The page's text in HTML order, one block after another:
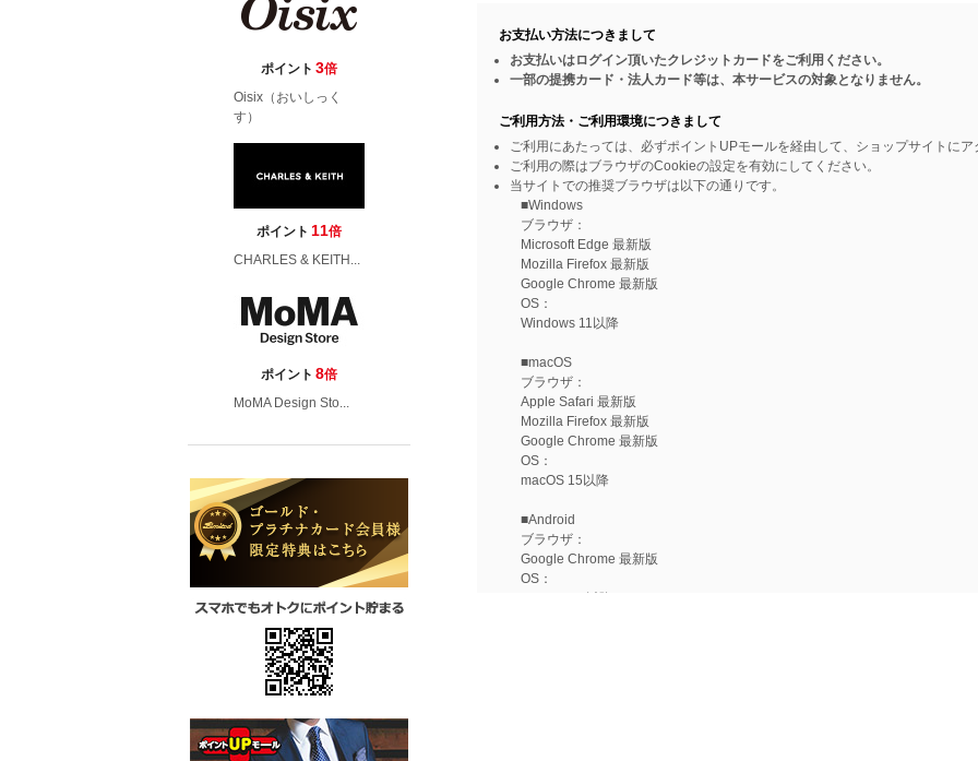
ポイント 3倍
Oisix（おいしっく
す）
ポイント 11倍
CHARLES & KEITH...
ポイント 8倍
MoMA Design Sto...
お支払い方法につきまして
お支払いはログイン頂いたクレジットカードをご利用ください。
一部の提携カード・法人カード等は、本サービスの対象となりません。
ご利用方法・ご利用環境につきまして
ご利用にあたっては、必ずポイントUPモールを経由して、ショップサイトにア
ご利用の際はブラウザのCookieの設定を有効にしてください。
当サイトでの推奨ブラウザは以下の通りです。
■Windows
ブラウザ：
Microsoft Edge 最新版
Mozilla Firefox 最新版
Google Chrome 最新版
OS：
Windows 11以降
■macOS
ブラウザ：
Apple Safari 最新版
Mozilla Firefox 最新版
Google Chrome 最新版
OS：
macOS 15以降
■Android
ブラウザ：
Google Chrome 最新版
OS：
Android 15以降